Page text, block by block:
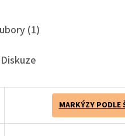
(1)
Diskuze
MARKÝZY PODLE